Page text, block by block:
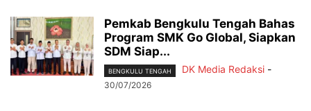
Pemkab Bengkulu Tengah Bahas
Program SMK Go Global, Siapkan
SDM Siap...
BENGKULU TENGAH DK Media Redaksi -
30/07/2026